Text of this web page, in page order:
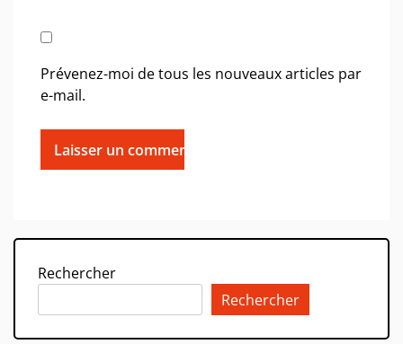
Prévenez-moi de tous les nouveaux articles par
e-mail.
Rechercher
Rechercher